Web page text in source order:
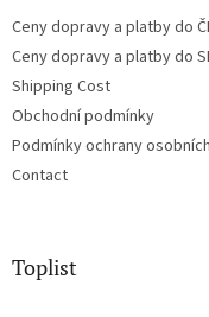
Ceny dopravy a platby do
Ceny dopravy a platby do
Shipping Cost
Obchodní podmínky
Podmínky ochrany
Contact
Toplist